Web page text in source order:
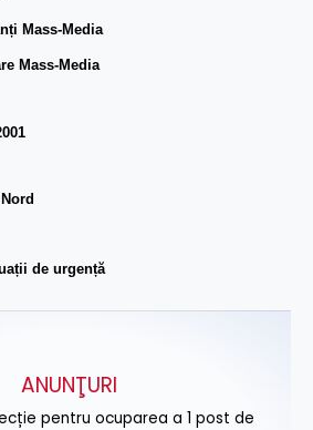
Mass-Media
Mass-Media
de urgență
ANUNŢURI
pentru ocuparea a 1 post de